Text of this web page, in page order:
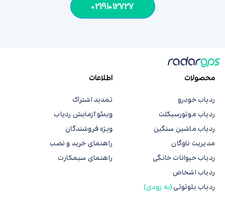
02191012727
محصولات
ردیاب خودرو
ردیاب موتورسیکلت
ردیاب ماشین سنگین
مدیریت ناوگان
ردیاب حیوانات خانگی
ردیاب اشخاص
ردیاب بلوتوثی (به زودی)
اطلاعات
تمدید اشتراک
ویدئو آزمایش ردیاب
ویژه فروشندگان
راهنمای خرید و نصب
راهنمای سیمکارت